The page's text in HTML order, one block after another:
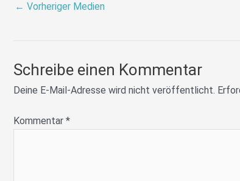
← Vorheriger Medien
Schreibe einen Kommentar
Deine E-Mail-Adresse wird nicht veröffentlicht.
Kommentar *